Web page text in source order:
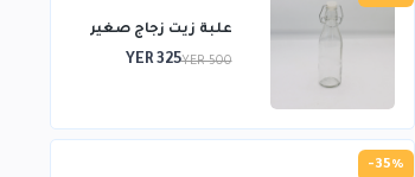
علبة زيت زجاج صغير
YER 500
YER 325
-35%